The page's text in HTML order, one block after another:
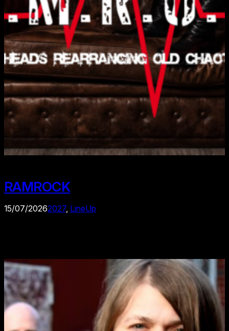
RAMROCK
15/07/20262027, LineUp